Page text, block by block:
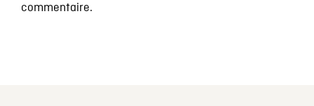
commentaire.